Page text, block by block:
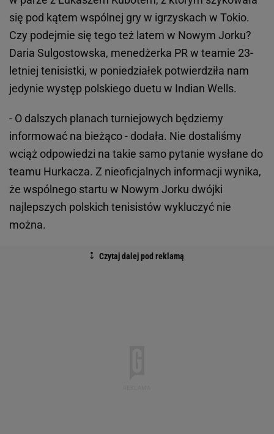
się pod kątem wspólnej gry w igrzyskach w Tokio.
Czy podejmie się tego też latem w Nowym Jorku?
Daria Sulgostowska, menedżerka PR w teamie 23-
letniej tenisistki, w poniedziałek potwierdziła nam
jedynie występ polskiego duetu w Indian Wells.
- O dalszych planach turniejowych będziemy
informować na bieżąco - dodała. Nie dostaliśmy
wciąż odpowiedzi na takie samo pytanie wysłane do
teamu Hurkacza. Z nieoficjalnych informacji wynika,
że wspólnego startu w Nowym Jorku dwójki
najlepszych polskich tenisistów wykluczyć nie
można.